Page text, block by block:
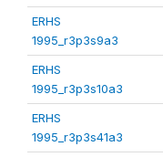
ERHS
1995_r3p3s9a3
ERHS
1995_r3p3s10a3
ERHS
1995_r3p3s41a3